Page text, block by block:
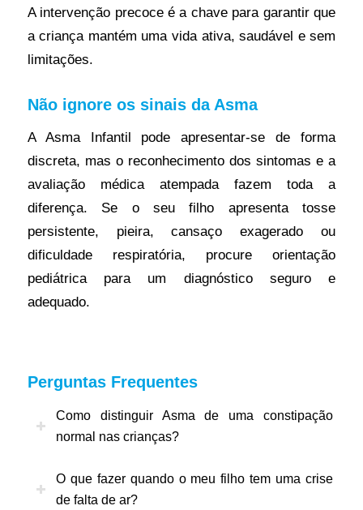
A intervenção precoce é a chave para garantir que
a criança mantém uma vida ativa, saudável e sem
limitações.
Não ignore os sinais da Asma
A Asma Infantil pode apresentar-se de forma
discreta, mas o reconhecimento dos sintomas e a
avaliação médica atempada fazem toda a
diferença. Se o seu filho apresenta tosse
persistente, pieira, cansaço exagerado ou
dificuldade respiratória, procure orientação
pediátrica para um diagnóstico seguro e
adequado.
Perguntas Frequentes
Como distinguir Asma de uma constipação
normal nas crianças?
O que fazer quando o meu filho tem uma crise
de falta de ar?